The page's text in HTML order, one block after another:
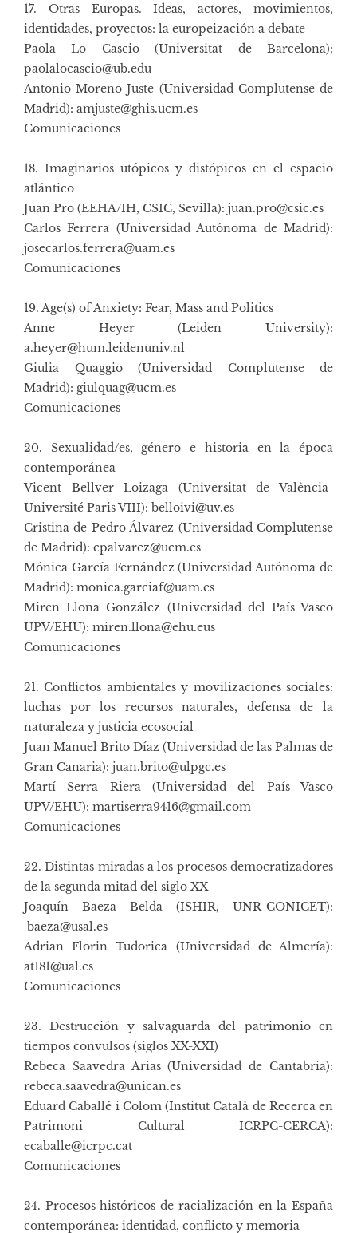
17. Otras Europas. Ideas, actores, movimientos,
identidades, proyectos: la europeización a debate
Paola Lo Cascio (Universitat de Barcelona):
paolalocascio@ub.edu
Antonio Moreno Juste (Universidad Complutense de
Madrid): amjuste@ghis.ucm.es
Comunicaciones
18. Imaginarios utópicos y distópicos en el espacio
atlántico
Juan Pro (EEHA/IH, CSIC, Sevilla): juan.pro@csic.es
Carlos Ferrera (Universidad Autónoma de Madrid):
josecarlos.ferrera@uam.es
Comunicaciones
19. Age(s) of Anxiety: Fear, Mass and Politics
Anne Heyer (Leiden University):
a.heyer@hum.leidenuniv.nl
Giulia Quaggio (Universidad Complutense de
Madrid): giulquag@ucm.es
Comunicaciones
20. Sexualidad/es, género e historia en la época
contemporánea
Vicent Bellver Loizaga (Universitat de València-
Université Paris VIII): belloivi@uv.es
Cristina de Pedro Álvarez (Universidad Complutense
de Madrid): cpalvarez@ucm.es
Mónica García Fernández (Universidad Autónoma de
Madrid): monica.garciaf@uam.es
Miren Llona González (Universidad del País Vasco
UPV/EHU): miren.llona@ehu.eus
Comunicaciones
21. Conflictos ambientales y movilizaciones sociales:
luchas por los recursos naturales, defensa de la
naturaleza y justicia ecosocial
Juan Manuel Brito Díaz (Universidad de las Palmas de
Gran Canaria): juan.brito@ulpgc.es
Martí Serra Riera (Universidad del País Vasco
UPV/EHU): martiserra9416@gmail.com
Comunicaciones
22. Distintas miradas a los procesos democratizadores
de la segunda mitad del siglo XX
Joaquín Baeza Belda (ISHIR, UNR-CONICET):
baeza@usal.es
Adrian Florin Tudorica (Universidad de Almería):
at181@ual.es
Comunicaciones
23. Destrucción y salvaguarda del patrimonio en
tiempos convulsos (siglos XX-XXI)
Rebeca Saavedra Arias (Universidad de Cantabria):
rebeca.saavedra@unican.es
Eduard Caballé i Colom (Institut Català de Recerca en
Patrimoni Cultural ICRPC-CERCA):
ecaballe@icrpc.cat
Comunicaciones
24. Procesos históricos de racialización en la España
contemporánea: identidad, conflicto y memoria